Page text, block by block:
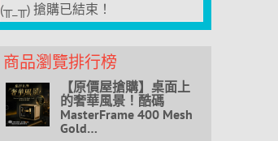
(╥_╥) 搶購已結束！
商品瀏覽排行榜
【原價屋搶購】桌面上
的奢華風景！酷碼
MasterFrame 400 Mesh
Gold…